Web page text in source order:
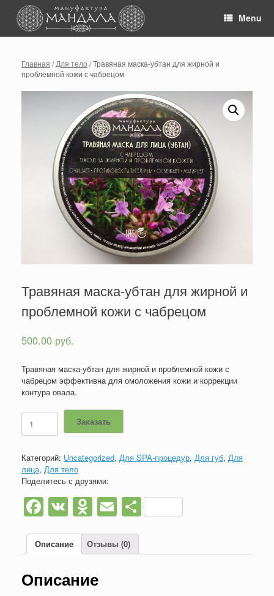
content
Menu
Главная /Для тело / Травяная маска-убтан для жирной и
проблемной кожи с чабрецом
Травяная маска-убтан для жирной и
проблемной кожи с чабрецом
500.00 руб.
Травяная маска-убтан для жирной и проблемной кожи с
чабрецом эффективна для омоложения кожи и коррекции
контура овала.
Количество
товара
Травяная
убтан
для
жирной
и
проблемной
кожи
чабрецом
Заказать
Категорий: Uncategorized, Для SPA-процедур, Для губ, Для
лица, Для тело
Поделитесь с друзями:
Facebook
VKOdnoklassniki
EmailОтправить
Описание Отзывы (0)
Описание